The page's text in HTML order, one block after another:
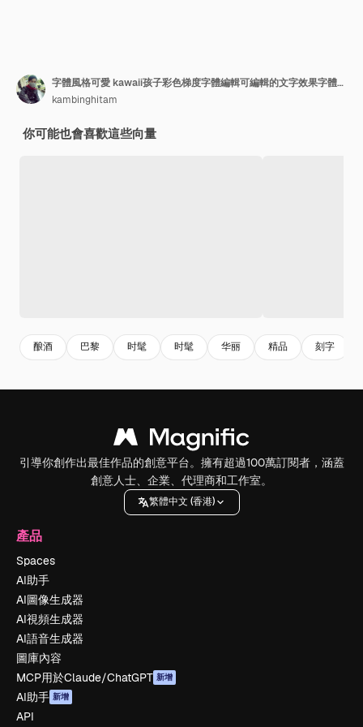
字體風格可愛 kawaii孩子彩色梯度字體編輯可編輯的文字效果字體風格模板設計
kambinghitam
你可能也會喜歡這些向量
酿酒 巴黎 时髦 时髦 华丽 精品 刻字
引導你創作出最佳作品的創意平台。擁有超過100萬訂閱者，涵蓋
創意人士、企業、代理商和工作室。
繁體中文 (香港)
產品
Spaces
AI助手
AI圖像生成器
AI視頻生成器
AI語音生成器
圖庫內容
MCP用於Claude/ChatGPT 新增
AI助手 新增
API